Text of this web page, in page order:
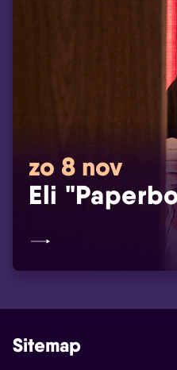
zo 8 nov
Eli
Sitemap